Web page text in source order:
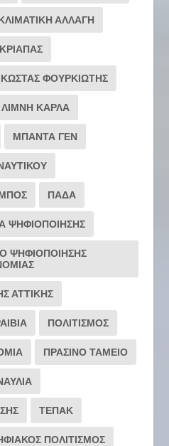
ΑΛΛΑΓΗ
ΚΩΣΤΑΣ ΦΟΥΡΚΙΩΤΗΣ
ΛΙΜΝΗ ΚΑΡΛΑ
ΜΠΑΝΤΑ ΓΕΝ
ΠΑΔΑ
ΨΗΦΙΟΠΟΙΗΣΗΣ
ΨΗΦΙΟΠΟΙΗΣΗΣ
ΑΤΤΙΚΗΣ
ΠΟΛΙΤΙΣΜΟΣ
ΠΡΑΣΙΝΟ ΤΑΜΕΙΟ
ΤΕΠΑΚ
ΠΟΛΙΤΙΣΜΟΣ